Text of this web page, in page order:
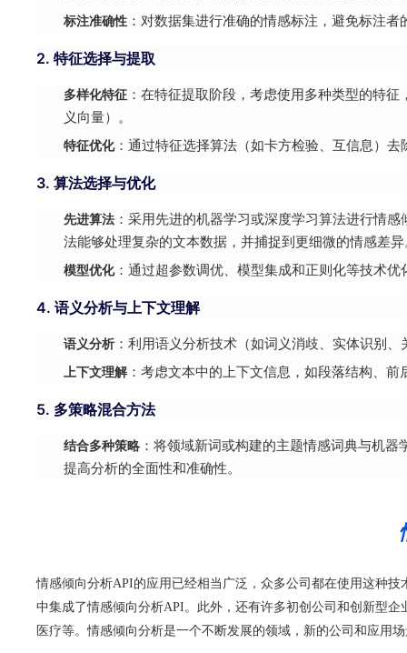
标注准确性 ：对数据集进行准确的情感标注，避免标注
2. 特征选择与提取
多样化特征 ：在特征提取阶段，考虑使用多种类型的特
义向量）。
特征优化：通过特征选择算法（如卡方检验、互信息）
3. 算法选择与优化
先进算法 ：采用先进的机器学习或深度学习算法进行情
法能够处理复杂的文本数据，并捕捉到更细微的情感差异
模型优化：通过超参数调优、模型集成和正则化等技术
4. 语义分析与上下文理解
语义分析 ：利用语义分析技术（如词义消歧、实体识别
上下文理解：考虑文本中的上下文信息，如段落结构、
5. 多策略混合方法
结合多种策略 ：将领域新词或构建的主题情感词典与机
提高分析的全面性和准确性。
情感倾向分析API的应用已经相当广泛，众多公司都在使用这种
中集成了情感倾向分析API。此外，还有许多初创公司和创新型
医疗等。情感倾向分析是一个不断发展的领域，新的公司和应用